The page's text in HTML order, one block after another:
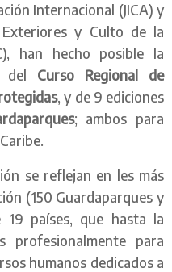
Internacional (JICA) y
y Culto de la
han hecho posible la
del Curso Regional de
, y de 9 ediciones
; ambos para
se reflejan en les más
(150 Guardaparques y
países, que hasta la
profesionalmente para
humanos dedicados a